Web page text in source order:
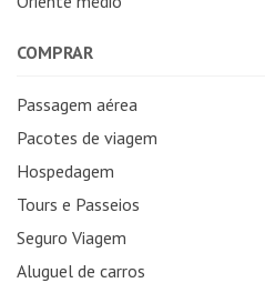
COMPRAR
Passagem aérea
Pacotes de viagem
Hospedagem
Tours e Passeios
Seguro Viagem
Aluguel de carros